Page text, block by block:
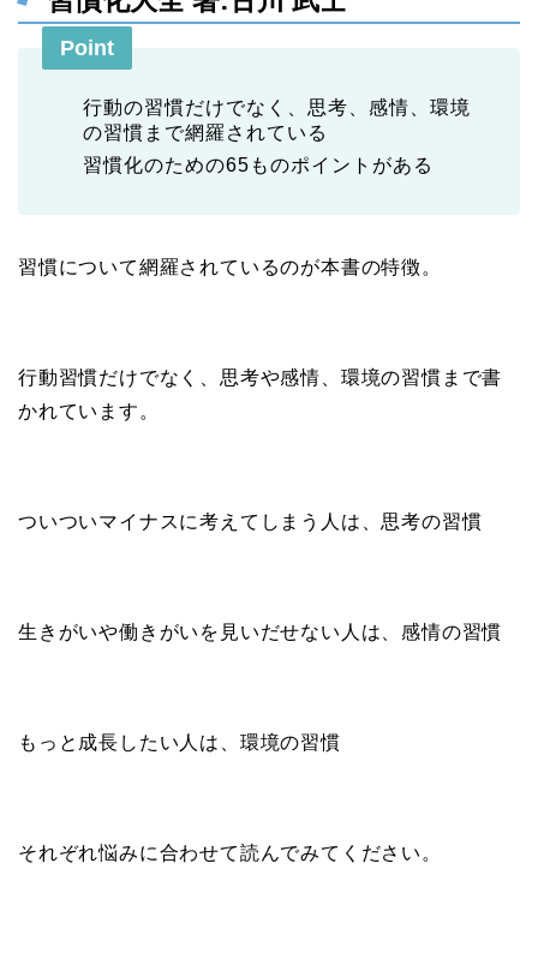
Point
行動の習慣だけでなく、思考、感情、環境
の習慣まで網羅されている
習慣化のための65ものポイントがある
習慣について網羅されているのが本書の特徴。
行動習慣だけでなく、思考や感情、環境の習慣まで書
かれています。
ついついマイナスに考えてしまう人は、思考の習慣
生きがいや働きがいを見いだせない人は、感情の習慣
もっと成長したい人は、環境の習慣
それぞれ悩みに合わせて読んでみてください。